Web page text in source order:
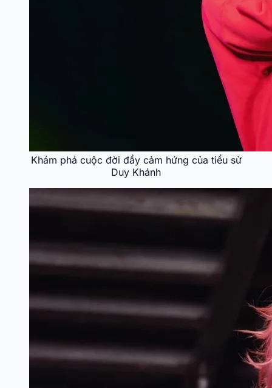
Khám phá cuộc đời đầy cảm hứng của tiểu sử
Duy Khánh